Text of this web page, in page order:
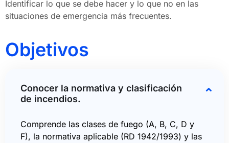
Identificar lo que se debe hacer y lo que no en las
situaciones de emergencia más frecuentes.
Objetivos
Conocer la normativa y clasificación
de incendios.
Comprende las clases de fuego (A, B, C, D y
F), la normativa aplicable (RD 1942/1993) y las